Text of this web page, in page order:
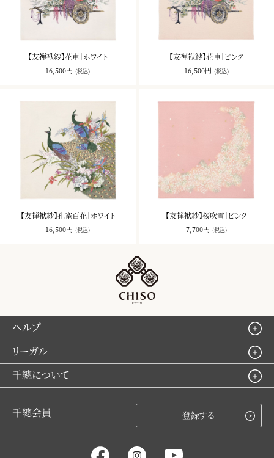
【友禅袱紗】花車｜ホワイト
16,500円 (税込)
【友禅袱紗】花車｜ピンク
16,500円 (税込)
【友禅袱紗】孔雀百花｜ホワイト
16,500円 (税込)
【友禅袱紗】桜吹雪｜ピンク
7,700円 (税込)
ヘルプ
リーガル
千總について
千總会員 登録する